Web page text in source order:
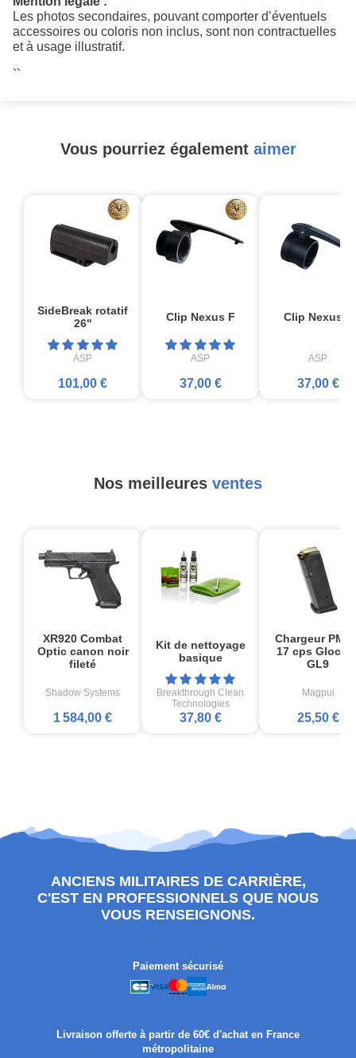
Les photos secondaires, pouvant comporter d’éventuels
accessoires ou coloris non inclus, sont non contractuelles
et à usage illustratif.
``
Vous pourriez également aimer
SideBreak rotatif
26"
ASP
101,00 €
Clip Nexus F
ASP
37,00 €
Clip Nexus T
ASP
37,00 €
Nos meilleures ventes
XR920 Combat
Optic canon noir
fileté
Shadow Systems
1 584,00 €
Kit de nettoyage
basique
Breakthrough Clean
Technologies
37,80 €
Chargeur
17 cps
GL9
Magpul
25,50 €
ANCIENS MILITAIRES DE CARRIÈRE,
C'EST EN PROFESSIONNELS QUE NOUS
VOUS RENSEIGNONS.
Paiement sécurisé
Livraison offerte à partir de 60€ d'achat en France
métropolitaine